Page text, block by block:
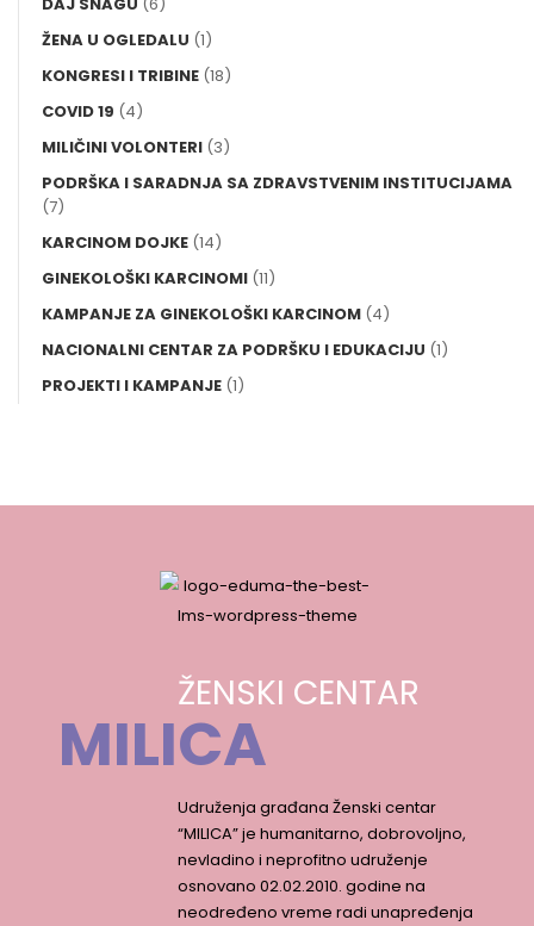
ŽENA U OGLEDALU (1)
KONGRESI I TRIBINE (18)
COVID 19 (4)
MILIČINI VOLONTERI (3)
PODRŠKA I SARADNJA SA ZDRAVSTVENIM INSTITUCIJAMA
(7)
KARCINOM DOJKE (14)
GINEKOLOŠKI KARCINOMI (11)
KAMPANJE ZA GINEKOLOŠKI KARCINOM (4)
NACIONALNI CENTAR ZA PODRŠKU I EDUKACIJU (1)
PROJEKTI I KAMPANJE (1)
ŽENSKI CENTAR
MILICA
Udruženja građana Ženski centar
“MILICA” je humanitarno, dobrovoljno,
nevladino i neprofitno udruženje
osnovano 02.02.2010. godine na
neodređeno vreme radi unapređenja